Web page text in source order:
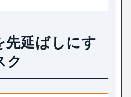
先延ばしにす
ク